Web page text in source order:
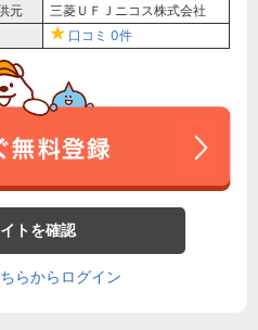
元
三菱ＵＦＪニコス株式会社
口コミ 0件
トを確認
らからログイン